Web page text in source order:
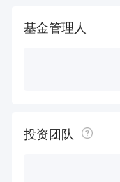
基金管理人
投资团队